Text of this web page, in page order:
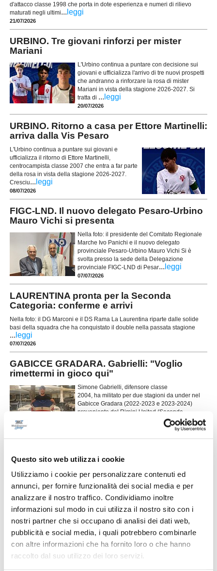
Questo sito web utilizza i cookie
Utilizziamo i cookie per personalizzare contenuti ed
annunci, per fornire funzionalità dei social media e per
analizzare il nostro traffico. Condividiamo inoltre
informazioni sul modo in cui utilizza il nostro sito con i
nostri partner che si occupano di analisi dei dati web,
pubblicità e social media, i quali potrebbero combinarle
con altre informazioni che ha fornito loro o che hanno
raccolto dal suo utilizzo dei loro servizi.
d'attacco classe 1998 che porta in dote esperienza e numeri di rilievo
maturati negli ultimi... leggi
21/07/2026
URBINO. Tre giovani rinforzi per mister
Mariani
L'Urbino continua a puntare con decisione sui
giovani e ufficializza l'arrivo di tre nuovi prospetti
che andranno a rinforzare la rosa di mister
Mariani in vista della stagione 2026-2027. Si
tratta di ... leggi
20/07/2026
URBINO. Ritorno a casa per Ettore Martinelli:
arriva dalla Vis Pesaro
L'Urbino continua a puntare sui giovani e
ufficializza il ritorno di Ettore Martinelli,
centrocampista classe 2007 che entra a far parte
della rosa in vista della stagione 2026-2027.
Cresciu... leggi
08/07/2026
FIGC-LND. Il nuovo delegato Pesaro-Urbino
Mauro Vichi si presenta
Nella foto: il presidente del Comitato Regionale
Marche Ivo Panichi e il nuovo delegato
provinciale Pesaro-Urbino Mauro Vichi Si è
svolta presso la sede della Delegazione
provinciale FIGC-LND di Pesar... leggi
07/07/2026
LAURENTINA pronta per la Seconda
Categoria: conferme e arrivi
Nella foto: il DG Marconi e il DS Rama La Laurentina riparte dalle solide
basi della squadra che ha conquistato il double nella passata stagione
... leggi
07/07/2026
GABICCE GRADARA. Gabrielli: "Voglio
rimettermi in gioco qui"
Simone Gabrielli, difensore classe
2004, ha militato per due stagioni da under nel
Gabicce Gradara (2022-2023 e 2023-2024)
proveniente dal Rimini United (Seconda
categoria). Perché questo ritorno?“Il campionato
marchigiano di Promozione mi ha...leggi
URBANIA. Torna anche Luca Fraternali
L'Urbania continua a puntare sui grandi ritorni e
ufficializza il secondo colpo per il reparto
offensivo. Dopo le recenti esperienze tra
Promozione e Prima Categoria,...leggi
FERMIGNANESE. Un profilo vincente a
centrocampo: Luca Paradisi
grande spessore assicurandosi le prestazioni di